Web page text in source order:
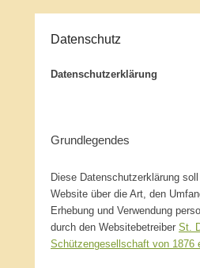
Datenschutz
Datenschutzerklärung
Grundlegendes
Diese Datenschutzerklärung
Website über die Art, den
Erhebung und Verwendung
durch den Websitebetreiber St.
Schützengesellschaft von 1876